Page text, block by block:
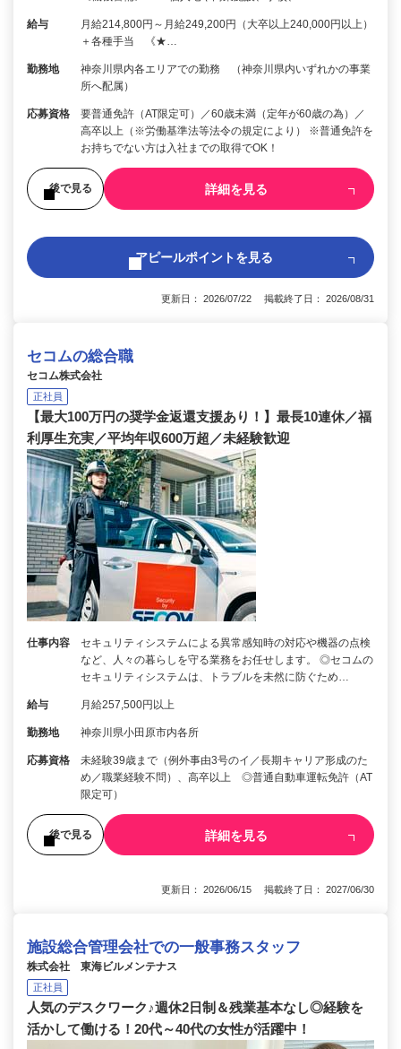
給与
月給214,800円～月給249,200円（大卒以上240,000円以上）
＋各種手当 《★…
勤務地
神奈川県内各エリアでの勤務 （神奈川県内いずれかの事業
所へ配属）
応募資格
要普通免許（AT限定可）／60歳未満（定年が60歳の為）／
高卒以上（※労働基準法等法令の規定により） ※普通免許を
お持ちでない方は入社までの取得でOK！
後で見る 詳細を見る
アピールポイントを見る
更新日： 2026/07/22 掲載終了日： 2026/08/31
セコムの総合職
セコム株式会社
正社員
【最大100万円の奨学金返還支援あり！】最長10連休／福
利厚生充実／平均年収600万超／未経験歓迎
仕事内容
セキュリティシステムによる異常感知時の対応や機器の点検
など、人々の暮らしを守る業務をお任せします。 ◎セコムの
セキュリティシステムは、トラブルを未然に防ぐため…
給与 月給257,500円以上
勤務地 神奈川県小田原市内各所
応募資格
未経験39歳まで（例外事由3号のイ／長期キャリア形成のた
め／職業経験不問）、高卒以上 ◎普通自動車運転免許（AT
限定可）
後で見る 詳細を見る
更新日： 2026/06/15 掲載終了日： 2027/06/30
施設総合管理会社での一般事務スタッフ
株式会社 東海ビルメンテナス
正社員
人気のデスクワーク♪週休2日制＆残業基本なし◎経験を
活かして働ける！20代～40代の女性が活躍中！